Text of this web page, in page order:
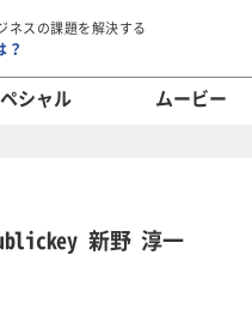
ネスの課題を解決する
？
シャル ムービー
新野 淳一